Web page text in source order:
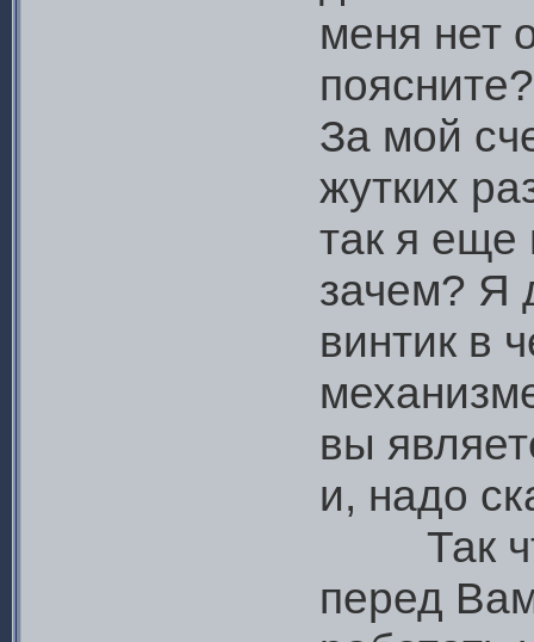
меня нет
поясните?
За мой
жутких
так я еще
зачем? Я
винтик в
вы
и, надо
Так
перед